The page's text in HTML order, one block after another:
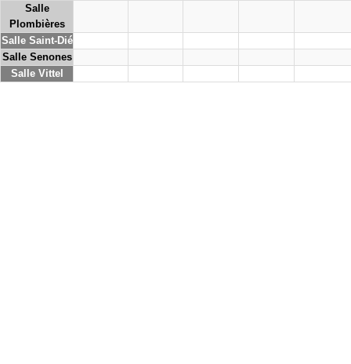
Salle
Plombières
Salle Saint-Dié
Salle Senones
Salle Vittel